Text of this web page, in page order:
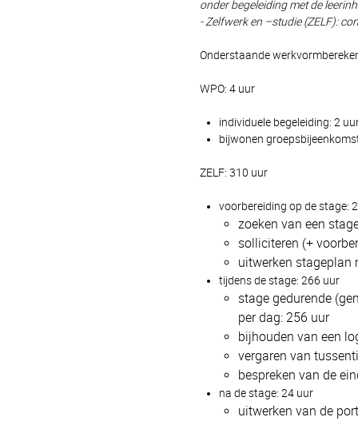
onder begeleiding met de
- Zelfwerk en –studie (ZELF):
Onderstaande
WPO: 4 uur
individuele begeleiding: 2
bijwonen
ZELF: 310 uur
voorbereiding op de stage:
zoeken van een
solliciteren (+
uitwerken stageplan
tijdens de stage: 266 uur
stage gedurende
per dag: 256 uur
bijhouden van een
vergaren van
bespreken van de
na de stage: 24 uur
uitwerken van de